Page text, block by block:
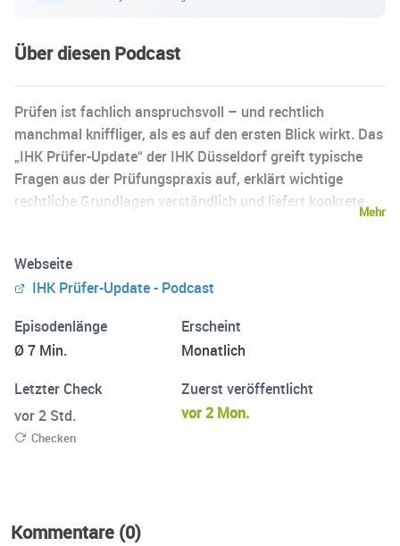
Über diesen Podcast
Prüfen ist fachlich anspruchsvoll – und rechtlich
manchmal kniffliger, als es auf den ersten Blick wirkt. Das
„IHK Prüfer-Update“ der IHK Düsseldorf greift typische
Fragen aus der Prüfungspraxis auf, erklärt wichtige
rechtliche Grundlagen verständlich und liefert konkrete
Prüfer, die ohne großen Aufwand prüfungsfit bleiben
möchten. Neue Folgen gibt es jeden zweiten und vierten
diesem Podcast: Unser IHK-Bereich Aus- und
Weiterbildungsprüfungen. Konzept, Faktenprüfung und
Endabnahme liegen komplett in unserer Hand. Künstliche
Intelligenz dient uns als Werkzeug, um unsere Themen in
Dialogform zu bringen und zu vertonen.
Mehr
Webseite
IHK Prüfer-Update - Podcast
Episodenlänge
Ø 7 Min.
Erscheint
Monatlich
Letzter Check
vor 2 Std.
Checken
Zuerst veröffentlicht
vor 2 Mon.
Kommentare (0)